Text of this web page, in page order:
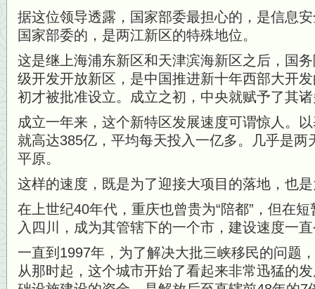
据这位领导透露，国家部委最担心的，是信息
国家部委的，是两江新区的特殊地位。
这是继上海浦东新区和天津滨海新区之后，国
级开发开放新区，是中国推进新十年西部大开
初才被批准设立。成立之初，中央就赋予了其诸
成立一年来，这个新特区发展速度可谓惊人。
就高达385亿，平均每天投入一亿多。几乎是两
平原。
这样的速度，既是为了迎接大项目的落地，也
在上世纪40年代，重庆也曾贵为“陪都”，但在
入四川，成为其管辖下的一个市，建设速度一
一直到1997年，为了解决大批三峡移民的问题
从那时起，这个城市开始了看起来非常迅猛的